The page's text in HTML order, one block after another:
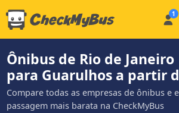
Ônibus de Rio de Janeiro
para Guarulhos a partir
Compare todas as empresas de ônibus e
passagem mais barata na CheckMyBus